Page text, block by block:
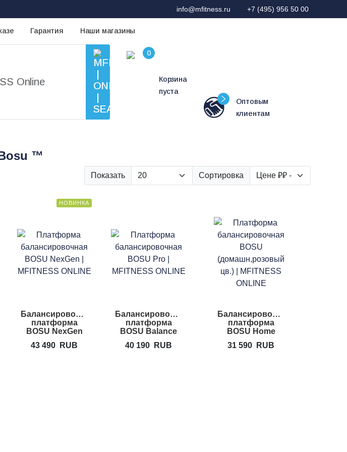
info@mfitness.ru +7 (495) 956 50 00
Гарантия Наши магазины
Корзина
пуста
Оптовым
клиентам
™
Показать Сортировка
НОВИНКА
Балансировочная
платформа
BOSU NexGen
43 490
RUB
Балансировочная
платформа
BOSU Balance
40 190 RUB
Балансировочная
платформа
BOSU Home
31 590
RUB